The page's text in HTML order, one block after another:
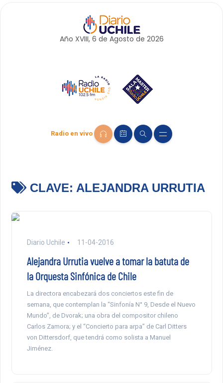
Año XVIII, 6 de Agosto de 2026
Radio en vivo
CLAVE: ALEJANDRA URRUTIA
Diario Uchile 11-04-2016
Alejandra Urrutia vuelve a tomar la batuta de
la Orquesta Sinfónica de Chile
La directora encabezará dos conciertos este fin de
semana, que contemplan la “Sinfonía N° 9, Desde el Nuevo
Mundo”, de Dvorak; una obra del compositor chileno
Carlos Zamora; y el “Concierto para arpa” de Carl Ditters
von Dittersdorf, que tendrá como solista a Manuel
Jiménez.